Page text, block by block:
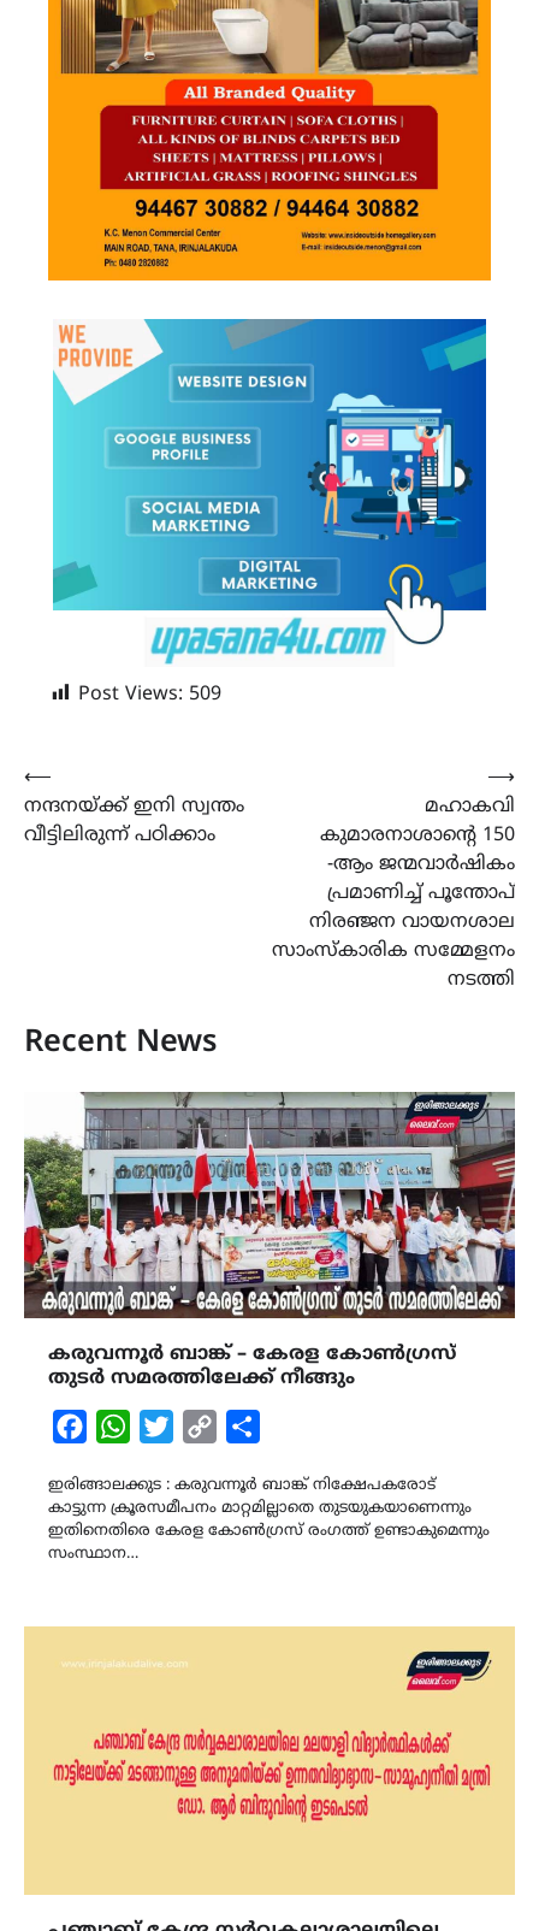
Post Views: 509
Post
navigation
⟵
നന്ദനയ്ക്ക് ഇനി സ്വന്തം
വീട്ടിലിരുന്ന് പഠിക്കാം
മഹാകവി
കുമാരനാശാന്റെ 150
-ആം ജന്മവാർഷികം
പ്രമാണിച്ച് പൂന്തോപ്
നിരഞ്ജന വായനശാല
സാംസ്‌കാരിക സമ്മേളനം
നടത്തി
⟶
Recent News
കരുവന്നൂർ ബാങ്ക് – കേരള കോൺഗ്രസ്‌
തുടർ സമരത്തിലേക്ക് നീങ്ങും
FacebookWhatsAppTwitterCopy
ഇരിങ്ങാലക്കുട : കരുവന്നൂർ ബാങ്ക് നിക്ഷേപകരോട്
കാട്ടുന്ന ക്രൂരസമീപനം മാറ്റമില്ലാതെ തുടയുകയാണെന്നും
ഇതിനെതിരെ കേരള കോൺഗ്രസ്‌ രംഗത്ത് ഉണ്ടാകുമെന്നും
സംസ്ഥാന…